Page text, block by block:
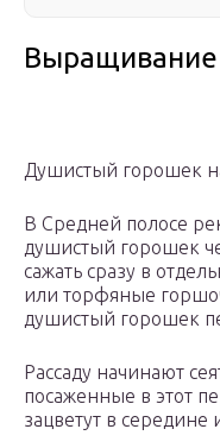
Выращивание
Душистый горошек
В Средней полосе
душистый горошек
сажать сразу в
или торфяные
душистый горошек
Рассаду начинают
посаженные в этот
зацветут в середине